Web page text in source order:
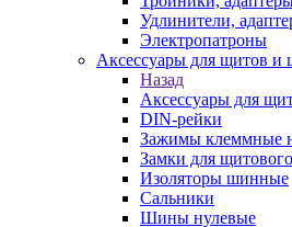
Удлинители,
Электропатроны
Аксессуары для щитов и
Назад
Аксессуары для
DIN-рейки
Зажимы клеммные
Замки для
Изоляторы шинные
Сальники
Шины нулевые